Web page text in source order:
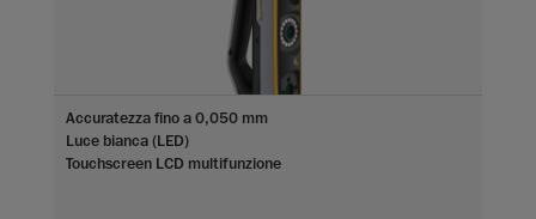
Accuratezza fino a 0,050 mm
Luce bianca (LED)
Touchscreen LCD multifunzione